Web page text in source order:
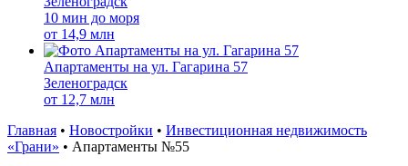
10 мин до моря
от 14,9 млн
Апартаменты на ул. Гагарина 57
Зеленоградск
от 12,7 млн
Главная • Новостройки • Инвестиционная недвижимость
«Грани» • Апартаменты №55